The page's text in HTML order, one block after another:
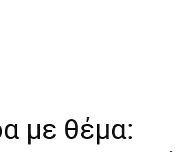
με θέμα: